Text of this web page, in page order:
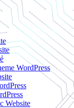
WordPress
Website